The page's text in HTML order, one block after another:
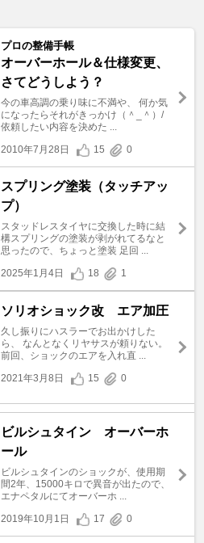
プロの整備手帳
オーバーホール＆仕様変更、
さてどうしよう？
今の車高調の乗り味に不満や、 何か気
になったらそれがきっかけ（＾_＾）/
依頼したい内容を決めた ...
2010年7月28日
15 0
スプリング塗装（タッチアッ
プ）
スタッドレスタイヤに交換した時に結
構スプリングの塗装が剥がれてるなと
思ったので、ちょっと塗装 足回 ...
2025年1月4日
18 1
ソリオショック改 エア加圧
久し振りにハスラーでお出かけした
ら、 なんとなくリヤサスが頼りない。
前回、ショックのエアを入れ直 ...
2021年3月8日
15 0
ビルシュタイン オーバーホ
ール
ビルシュタインのショックが、使用期
間2年、15000キロで異音が出たので、
エナペタルにてオーバーホ ...
2019年10月1日
17 0